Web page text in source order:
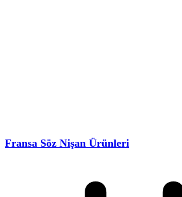
Fransa Söz Nişan Ürünleri